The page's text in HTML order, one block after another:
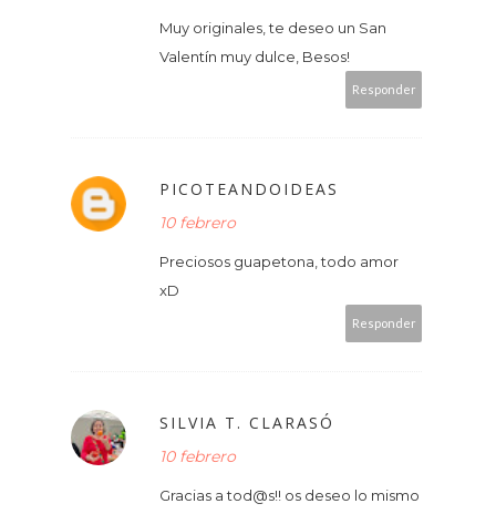
Muy originales, te deseo un San
Valentín muy dulce, Besos!
Responder
PICOTEANDOIDEAS
10 febrero
Preciosos guapetona, todo amor
xD
Responder
SILVIA T. CLARASÓ
10 febrero
Gracias a tod@s!! os deseo lo mismo